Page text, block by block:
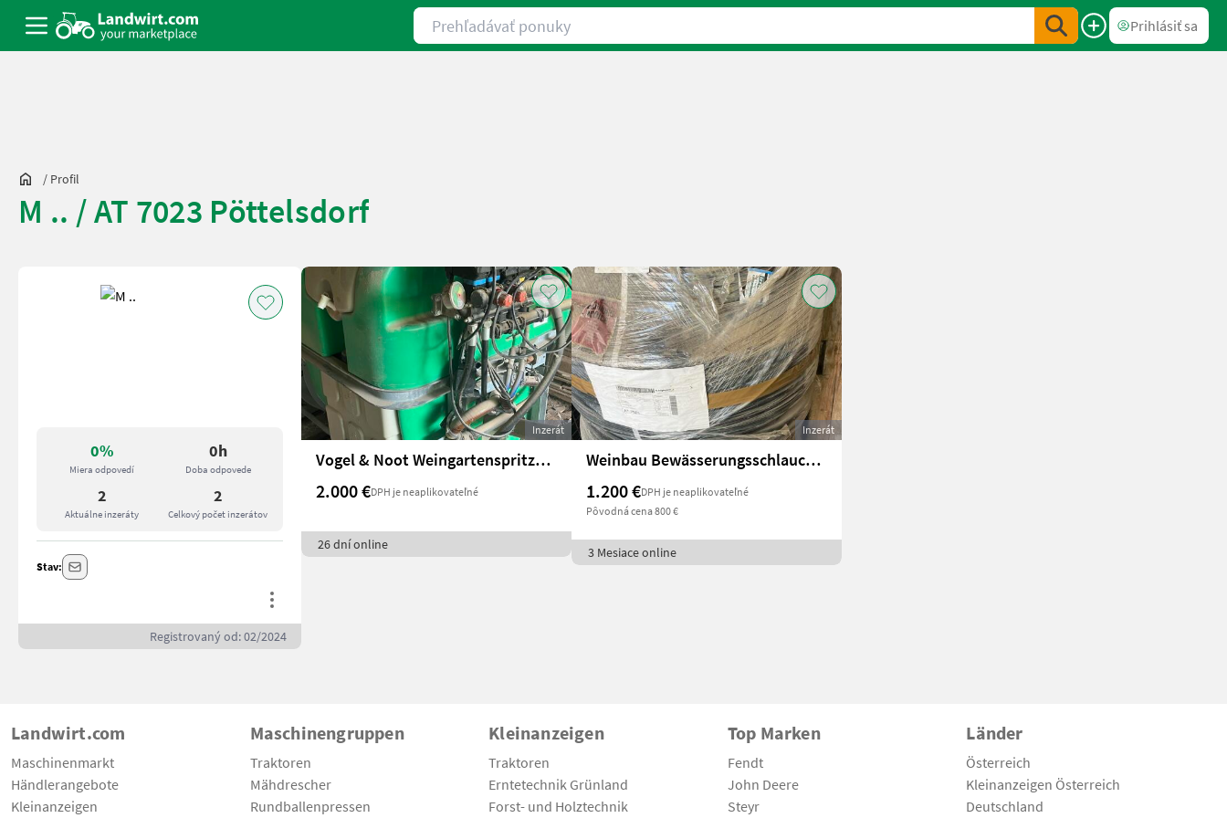
Prehľadávať ponuky
Prihlásiť sa
/ Profil
M .. / AT 7023 Pöttelsdorf
0%
Miera odpovedí
0h
Doba odpovede
2
Aktuálne inzeráty
2
Celkový počet inzerátov
Stav:
Registrovaný od: 02/2024
Inzerát
Vogel & Noot Weingartenspritze, 650 l, Bj. 2000
2.000 €DPH je neaplikovateľné
26 dní online
Inzerát
Weinbau Bewässerungsschlauch, neu
1.200 €DPH je neaplikovateľné
Pôvodná cena 800 €
3 Mesiace online
Landwirt.com
Maschinenmarkt
Händlerangebote
Kleinanzeigen
Maschinengruppen
Traktoren
Mähdrescher
Rundballenpressen
Kleinanzeigen
Traktoren
Erntetechnik Grünland
Forst- und Holztechnik
Top Marken
Fendt
John Deere
Steyr
Länder
Österreich
Kleinanzeigen Österreich
Deutschland